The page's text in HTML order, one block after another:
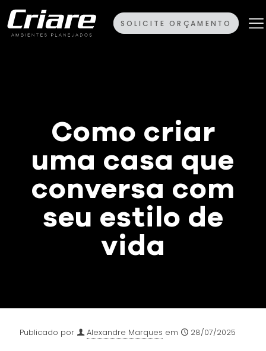
SOLICITE ORÇAMENTO
Como criar
uma casa que
conversa com
seu estilo de
vida
Publicado por Alexandre Marques em 28/07/2025